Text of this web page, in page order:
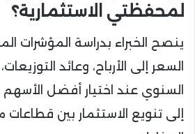
لمحفظتي الاستثمارية؟
ينصح الخبراء بدراسة المؤشرات
السعر إلى الأرباح، وعائد
السنوي عند اختيار أفضل الأسهم
إلى تنويع الاستثمار بين